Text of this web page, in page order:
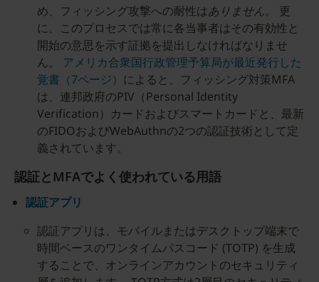
め、フィッシング攻撃への耐性はありません。 更
に、このプロセスでは常に各当事者はその有効性と
開始の意思を示す証拠を提出しなければなりませ
ん。 アメリカ合衆国行政管理予算局が最近発行した
覚書（7ページ） によると、フィッシング対策MFA
は、連邦政府のPIV（Personal Identity
Verification）カードおよびスマートカードと、最新
のFIDOおよびWebAuthnの2つの認証技術として定
義されています。
認証とMFAでよく使われている用語
認証アプリ
認証アプリは、モバイルまたはデスクトップ端末で
時間ベースのワンタイムパスコード (TOTP) を生成
することで、オンラインアカウントのセキュリティ